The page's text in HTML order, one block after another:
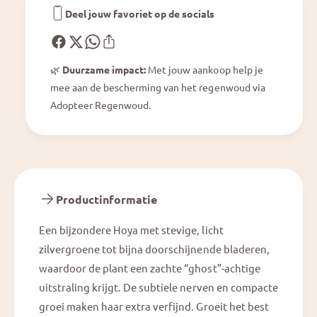
Deel jouw favoriet op de socials
🌿 Duurzame impact: Met jouw aankoop help je
mee aan de bescherming van het regenwoud via
Adopteer Regenwoud.
Productinformatie
Een bijzondere Hoya met stevige, licht
zilvergroene tot bijna doorschijnende bladeren,
waardoor de plant een zachte “ghost”-achtige
uitstraling krijgt. De subtiele nerven en compacte
groei maken haar extra verfijnd. Groeit het best